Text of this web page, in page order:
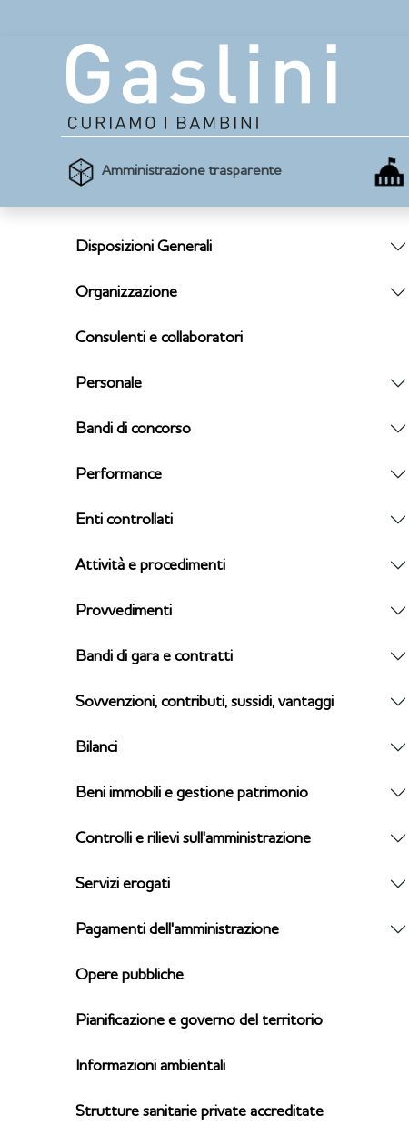
Amministrazione trasparente
Disposizioni Generali
Organizzazione
Consulenti e collaboratori
Personale
Bandi di concorso
Performance
Enti controllati
Attività e procedimenti
Provvedimenti
Bandi di gara e contratti
Sovvenzioni, contributi, sussidi, vantaggi
Bilanci
Beni immobili e gestione patrimonio
Controlli e rilievi sull'amministrazione
Servizi erogati
Pagamenti dell'amministrazione
Opere pubbliche
Pianificazione e governo del territorio
Informazioni ambientali
Strutture sanitarie private accreditate